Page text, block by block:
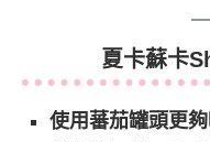
夏卡蘇卡
使用蕃茄罐頭更